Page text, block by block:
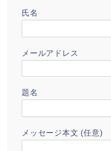
氏名
メールアドレス
題名
メッセージ本文 (任意)